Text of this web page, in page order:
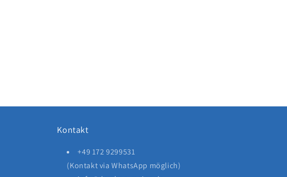
Kontakt
+49 172 9299531
(Kontakt via WhatsApp möglich)